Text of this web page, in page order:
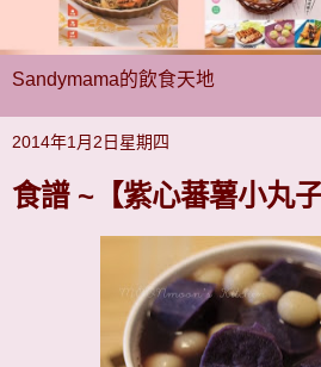
Sandymama的飲食天地
2014年1月2日星期四
食譜 ~【紫心蕃薯小丸子